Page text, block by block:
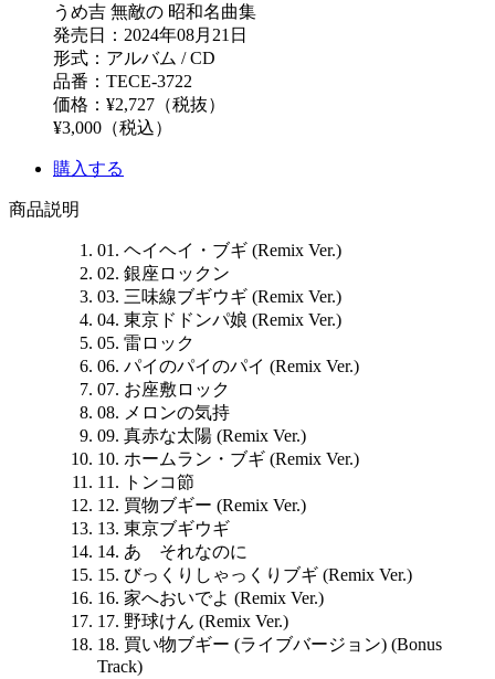
うめ吉 無敵の 昭和名曲集
発売日：2024年08月21日
形式：アルバム / CD
品番：TECE-3722
価格：¥2,727（税抜）
¥3,000（税込）
購入する
商品説明
01. ヘイヘイ・ブギ (Remix Ver.)
02. 銀座ロックン
03. 三味線ブギウギ (Remix Ver.)
04. 東京ドドンパ娘 (Remix Ver.)
05. 雷ロック
06. パイのパイのパイ (Remix Ver.)
07. お座敷ロック
08. メロンの気持
09. 真赤な太陽 (Remix Ver.)
10. ホームラン・ブギ (Remix Ver.)
11. トンコ節
12. 買物ブギー (Remix Ver.)
13. 東京ブギウギ
14. あゝそれなのに
15. びっくりしゃっくりブギ (Remix Ver.)
16. 家へおいでよ (Remix Ver.)
17. 野球けん (Remix Ver.)
18. 買い物ブギー (ライブバージョン) (Bonus
Track)